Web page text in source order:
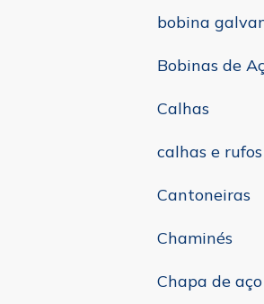
bobina
Bobinas de
Calhas
calhas e rufos
Cantoneiras
Chaminés
Chapa de aço